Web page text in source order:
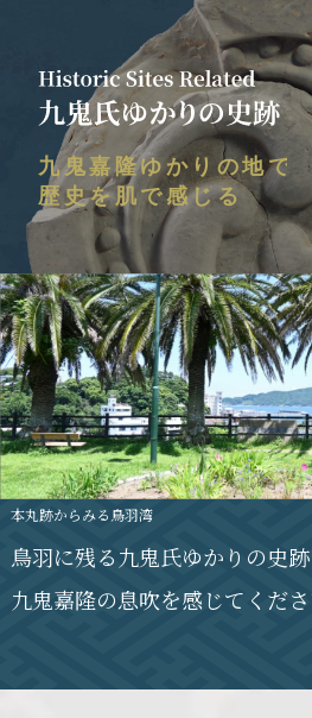
本丸跡からみる鳥羽湾
鳥羽に残る九鬼氏ゆかりの史跡
九鬼嘉隆の息吹を感じてくださ